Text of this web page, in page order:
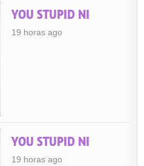
YOU STUPID NI
19 horas ago
YOU STUPID NI
19 horas ago